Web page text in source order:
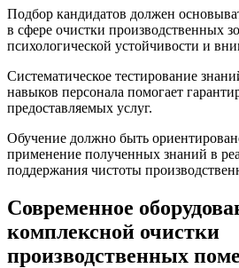
Подбор кандидатов должен
в сфере очистки производственных
психологической устойчивости и
Систематическое тестирование
навыков персонала помогает
предоставляемых услуг.
Обучение должно быть
применение полученных знаний в
поддержания чистоты
Современное
комплексной очистки
производственных